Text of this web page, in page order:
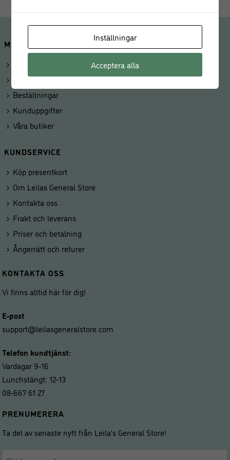
MINA SIDOR
Mitt konto
Beställningar
Kunduppgifter
Våra butiker
KUNDSERVICE
Köp presentkort
Om Leilas General Store
Kontakta oss
Frakt och leverans
Priser och betalning
Ångerrätt och returer
KONTAKTA OSS
Vi finns alltid här för dig!
E-post
support@leilasgeneralstore.com
Telefon kundtjänst:
Vardagar 9-16
Lunchstängt: 12-13
08-667 61 27
PRENUMERERA
Ta del av senaste nytt från Leila’s General Store!
Inställningar
Acceptera alla